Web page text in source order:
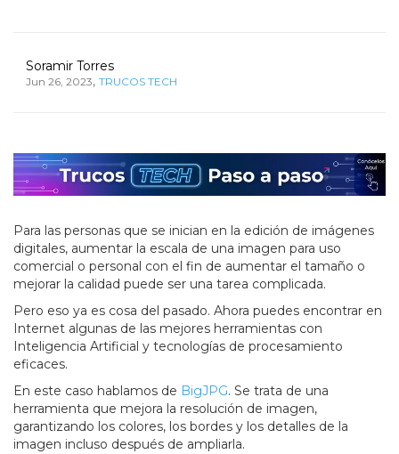
Soramir Torres
Jun 26, 2023, TRUCOS TECH
Para las personas que se inician en la edición de imágenes
digitales, aumentar la escala de una imagen para uso
comercial o personal con el fin de aumentar el tamaño o
mejorar la calidad puede ser una tarea complicada.
Pero eso ya es cosa del pasado. Ahora puedes encontrar en
Internet algunas de las mejores herramientas con
Inteligencia Artificial y tecnologías de procesamiento
eficaces.
En este caso hablamos de BigJPG. Se trata de una
herramienta que mejora la resolución de imagen,
garantizando los colores, los bordes y los detalles de la
imagen incluso después de ampliarla.